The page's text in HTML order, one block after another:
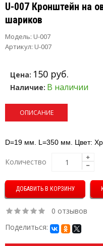
U-007 Кронштейн на
шариков
Модель: U-007
Артикул: U-007
Цена: 150 руб.
Наличие: В наличии
ОПИСАНИЕ
D=19 мм L=350 мм Цвет:
Количество
0 отзывов
Поделиться: